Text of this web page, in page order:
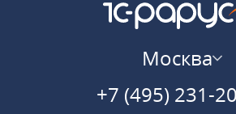
Москва
+7 (495) 231-